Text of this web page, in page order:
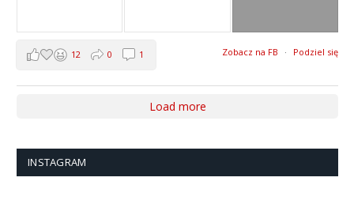
Zobacz na FB · Podziel się
12 0 1
Load more
INSTAGRAM